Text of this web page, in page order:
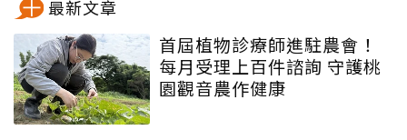
最新文章
首屆植物診療師進駐農會！
每月受理上百件諮詢 守護桃
園觀音農作健康